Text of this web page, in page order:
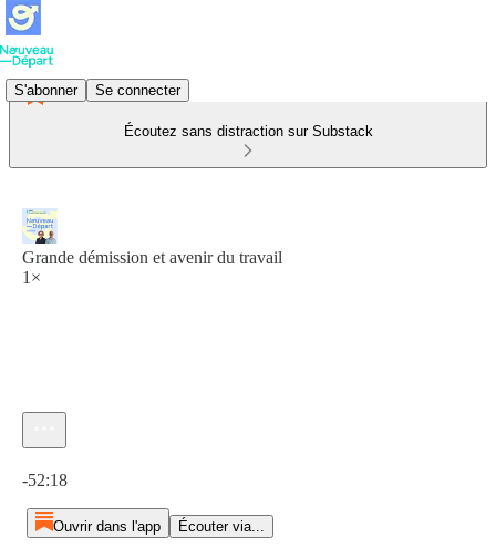
S'abonner Se connecter
Écoutez sans distraction sur Substack
Grande démission et avenir du travail
1×
-52:18
Ouvrir dans l'app Écouter via...